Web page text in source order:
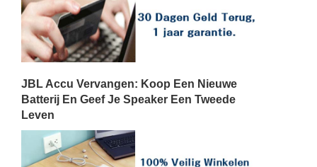
JBL Accu Vervangen: Koop Een Nieuwe
Batterij En Geef Je Speaker Een Tweede
Leven